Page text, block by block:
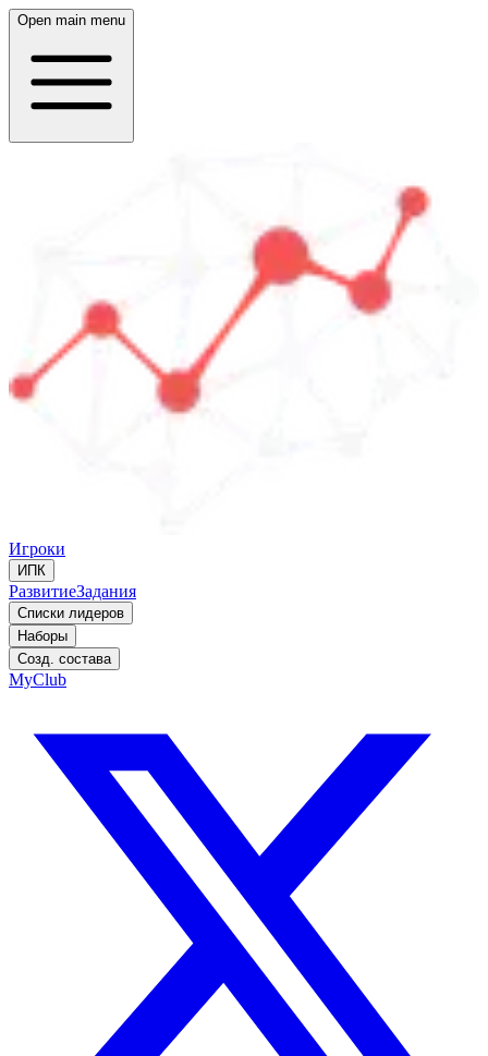
Open main menu
Игроки
ИПК
РазвитиеЗадания
Списки лидеров
Наборы
Созд. состава
MyClub